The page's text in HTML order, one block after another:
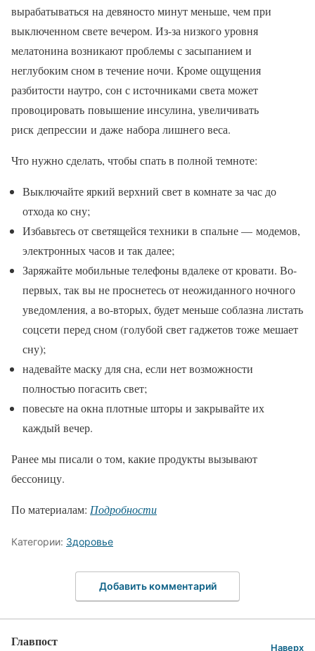
вырабатываться на девяносто минут меньше, чем при
выключенном свете вечером. Из-за низкого уровня
мелатонина возникают проблемы с засыпанием и
неглубоким сном в течение ночи. Кроме ощущения
разбитости наутро, сон с источниками света может
провоцировать повышение инсулина, увеличивать
риск депрессии и даже набора лишнего веса.
Что нужно сделать, чтобы спать в полной темноте:
Выключайте яркий верхний свет в комнате за час до
отхода ко сну;
Избавьтесь от светящейся техники в спальне — модемов,
электронных часов и так далее;
Заряжайте мобильные телефоны вдалеке от кровати. Во-
первых, так вы не проснетесь от неожиданного ночного
уведомления, а во-вторых, будет меньше соблазна листать
соцсети перед сном (голубой свет гаджетов тоже мешает
сну);
надевайте маску для сна, если нет возможности
полностью погасить свет;
повесьте на окна плотные шторы и закрывайте их
каждый вечер.
Ранее мы писали о том, какие продукты вызывают
бессоницу.
По материалам: Подробности
Категории: Здоровье
Добавить комментарий
Главпост Наверх